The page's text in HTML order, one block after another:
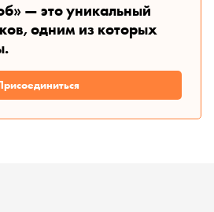
— это уникальный
одним из которых